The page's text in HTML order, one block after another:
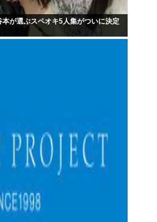
が選ぶスペオキ5人集がついに決定